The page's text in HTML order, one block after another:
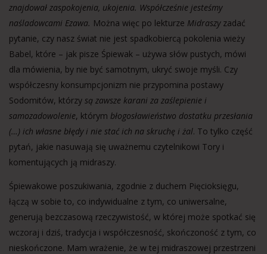
znajdował zaspokojenia, ukojenia. Współcześnie jesteśmy
naśladowcami Ezawa. Można więc po lekturze Midraszyzadać
pytanie, czy nasz świat nie jest spadkobiercą pokolenia wieży
Babel, które – jak pisze Śpiewak – używa słów pustych, mówi
dla mówienia, by nie być samotnym, ukryć swoje myśli. Czy
współczesny konsumpcjonizm nie przypomina postawy
Sodomitów, którzy są zawsze karani za zaślepienie i
samozadowolenie, którym błogosławieństwo dostatku przesłania
(…) ich własne błędy i nie stać ich na skruchę i żal. To tylko część
pytań, jakie nasuwają się uważnemu czytelnikowi Tory i
komentujących ją midraszy.
Śpiewakowe poszukiwania, zgodnie z duchem Pięcioksięgu,
łączą w sobie to, co indywidualne z tym, co uniwersalne,
generują bezczasową rzeczywistość, w której może spotkać się
wczoraj i dziś, tradycja i współczesność, skończoność z tym, co
nieskończone. Mam wrażenie, że w tej midraszowej przestrzeni